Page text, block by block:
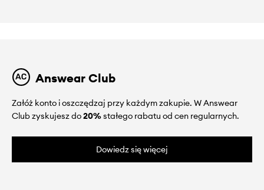
Answear Club
Załóż konto i oszczędzaj przy każdym zakupie. W Answear
Club zyskujesz do20%stałego rabatu od cen regularnych.
Dowiedz się więcej